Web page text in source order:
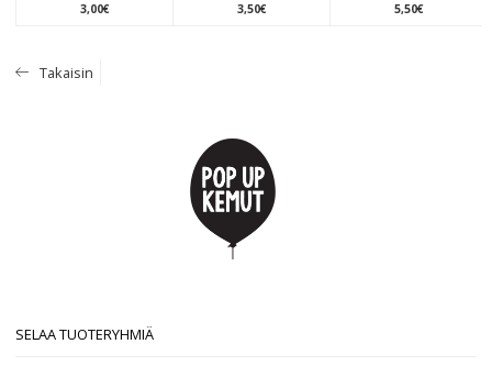
3,00€
3,50€
5,50€
Takaisin
SELAA TUOTERYHMIÄ